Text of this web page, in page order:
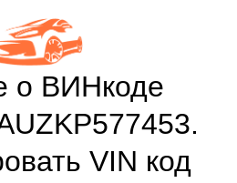
о ВИНкоде
VIN код